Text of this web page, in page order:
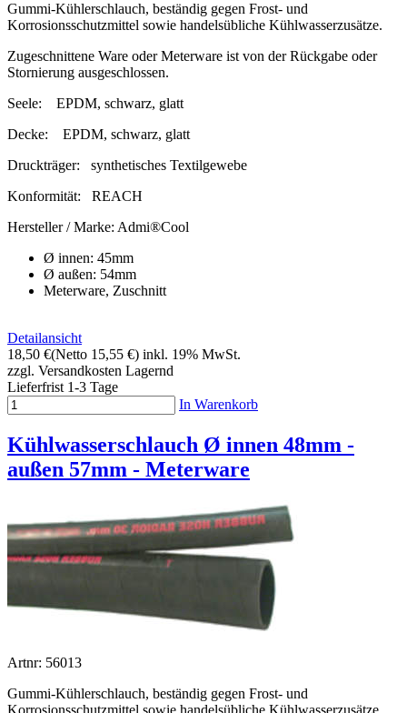
Gummi-Kühlerschlauch, beständig gegen Frost- und
Korrosionsschutzmittel sowie handelsübliche Kühlwasserzusätze.
Zugeschnittene Ware oder Meterware ist von der Rückgabe oder
Stornierung ausgeschlossen.
Seele:
EPDM, schwarz, glatt
Decke:
EPDM, schwarz, glatt
Druckträger:
synthetisches Textilgewebe
Konformität:
REACH
Hersteller / Marke: Admi®Cool
Ø innen: 45mm
Ø außen: 54mm
Meterware, Zuschnitt
Detailansicht
18,50 €(Netto 15,55 €) inkl. 19% MwSt.
zzgl. Versandkosten Lagernd
Lieferfrist 1-3 Tage
In Warenkorb
Kühlwasserschlauch Ø innen 48mm -
außen 57mm - Meterware
Artnr: 56013
Gummi-Kühlerschlauch, beständig gegen Frost- und
Korrosionsschutzmittel sowie handelsübliche Kühlwasserzusätze.